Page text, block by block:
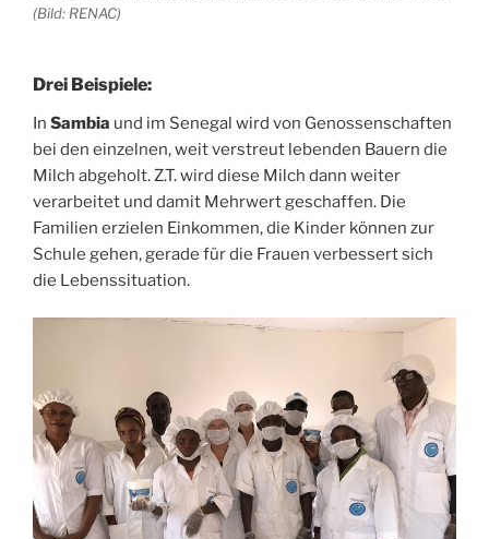
(Bild: RENAC)
Drei Beispiele:
In Sambia und im Senegal wird von Genossenschaften
bei den einzelnen, weit verstreut lebenden Bauern die
Milch abgeholt. Z.T. wird diese Milch dann weiter
verarbeitet und damit Mehrwert geschaffen. Die
Familien erzielen Einkommen, die Kinder können zur
Schule gehen, gerade für die Frauen verbessert sich
die Lebenssituation.